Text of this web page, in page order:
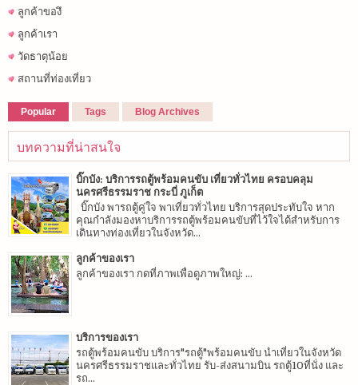
ลูกค้าของึ
ลูกค้าเรา
วัดธาตุน้อย
สถานที่ท่องเที่ยว
Popular Tags Blog Archives
บทความที่น่าสนใจ
บิ๊กบัง: บริการรถตู้พร้อมคนขับ เที่ยวทั่วไทย ครอบคลุม
นครศรีธรรมราช กระบี่ ภูเก็ต
บิ๊กบัง พารถตู้คู่ใจ พาเที่ยวทั่วไทย บริการสุดประทับใจ หาก
คุณกำลังมองหาบริการรถตู้พร้อมคนขับที่ไว้ใจได้สำหรับการ
เดินทางท่องเที่ยวในจังหวัด...
ลูกค้าของเรา
ลูกค้าของเรา กดที่ภาพเพื่อดูภาพใหญ่: ...
บริการของเรา
รถตู้พร้อมคนขับ บริการ"รถตู้"พร้อมคนขับ นำเที่ยวในจังหวัด
นครศรีธรรมราชและทั่วไทย รับ-ส่งสนามบิน รถตู้10ที่นั่ง และ
รถ...